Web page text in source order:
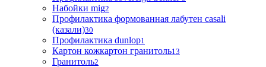
Набойки mig2
Профилактика формованная лабутен casali
(казали)30
Профилактика dunlop1
Картон кожкартон гранитоль13
Гранитоль2